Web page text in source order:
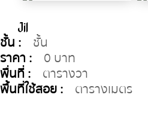
Jil
ชั้น : ชั้น
ราคา : 0 บาท
พื่นที่ : ตารางวา
พื้นที่ใช้สอย : ตารางเมตร